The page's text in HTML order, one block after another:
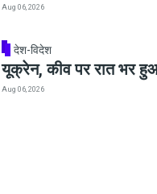
Aug 06, 2026
देश-विदेश
यूक्रेन, कीव पर रात भर
Aug 06, 2026